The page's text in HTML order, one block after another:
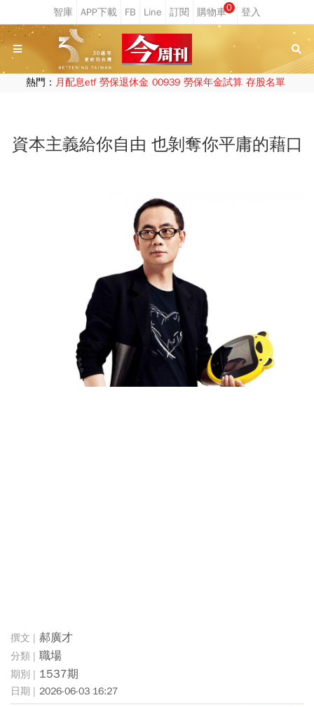
0
熱門： 月配息etf 勞保退休金 00939 勞保年金試算 存股名單
資本主義給你自由 也剝奪你平庸的藉口
郝廣才
職場
1537期
2026-06-03 16:27